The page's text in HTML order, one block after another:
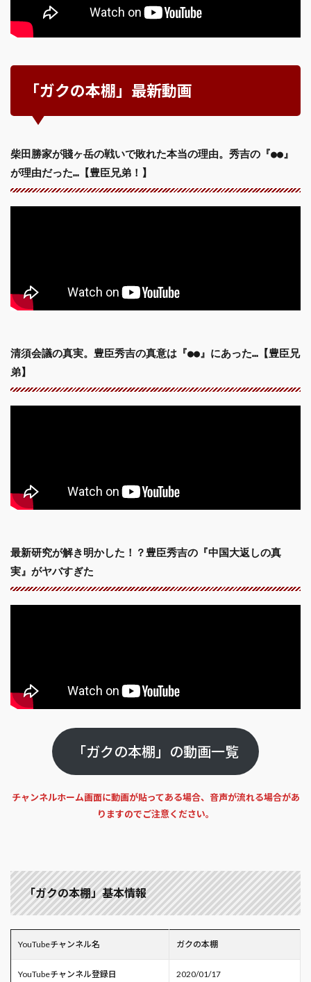
「ガクの本棚」最新動画
柴田勝家が賤ヶ岳の戦いで敗れた本当の理由。秀吉の『●●』
が理由だった…【豊臣兄弟！】
清須会議の真実。豊臣秀吉の真意は『●●』にあった…【豊臣兄
弟】
最新研究が解き明かした！？豊臣秀吉の『中国大返しの真
実』がヤバすぎた
「ガクの本棚」の動画一覧
チャンネルホーム画面に動画が貼ってある場合、音声が流れる場合があ
りますのでご注意ください。
「ガクの本棚」基本情報
YouTubeチャンネル名 ガクの本棚
YouTubeチャンネル登録日 2020/01/17